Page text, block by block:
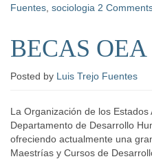
Fuentes sociologia 2
BECAS OEA
Posted by Luis Trejo Fuentes
La Organización de los
Departamento de Desarrollo
ofreciendo actualmente una
Maestrías y Cursos de